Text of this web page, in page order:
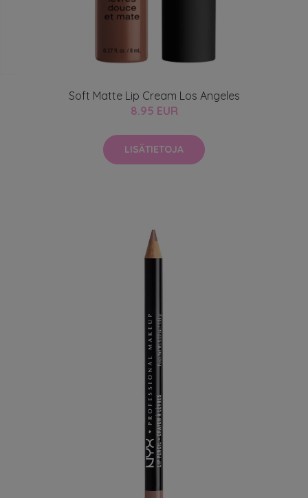
Soft Matte Lip Cream Los Angeles
8.95 EUR
LISÄTIETOJA